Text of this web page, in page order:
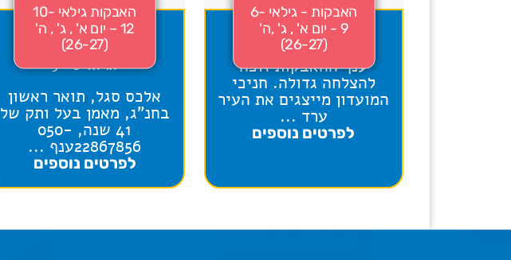
האבקות - גילאי 6-
9 - יום א' , ג' ,ה'
(26-27)
ענף ההאבקות זוכה
להצלחה גדולה. חניכי
המועדון מייצגים את העיר
ערד ...
לפרטים נוספים
האבקות גילאי 10-
12 – יום א' , ג' , ה'
(26-27)
לגילאי 6 - 9
אלכס סגל, תואר ראשון
בחנ"ג, מאמן בעל ותק של
41 שנה, 050-
22867856ענף ...
לפרטים נוספים